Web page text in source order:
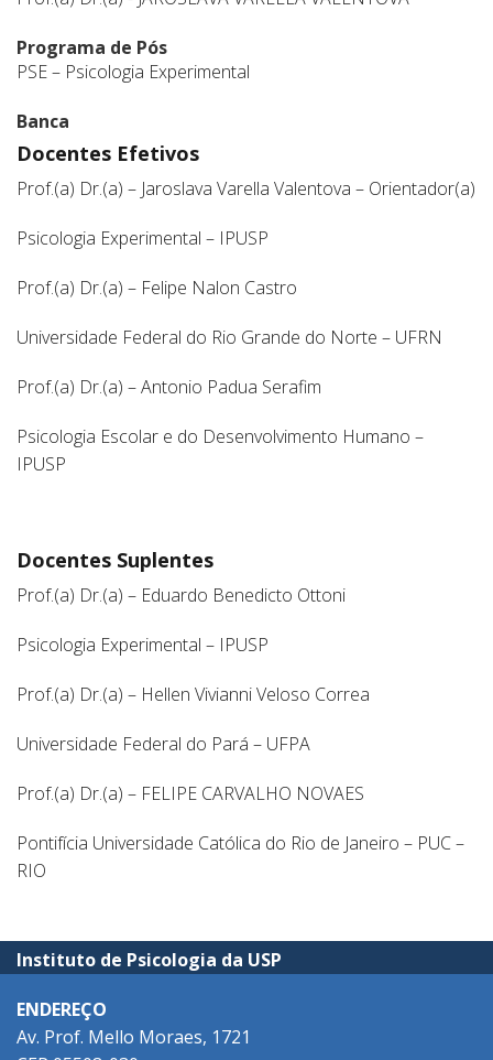
Programa de Pós
PSE – Psicologia Experimental
Banca
Docentes Efetivos
Prof.(a) Dr.(a) – Jaroslava Varella Valentova – Orientador(a)
Psicologia Experimental – IPUSP
Prof.(a) Dr.(a) – Felipe Nalon Castro
Universidade Federal do Rio Grande do Norte – UFRN
Prof.(a) Dr.(a) – Antonio Padua Serafim
Psicologia Escolar e do Desenvolvimento Humano –
IPUSP
Docentes Suplentes
Prof.(a) Dr.(a) – Eduardo Benedicto Ottoni
Psicologia Experimental – IPUSP
Prof.(a) Dr.(a) – Hellen Vivianni Veloso Correa
Universidade Federal do Pará – UFPA
Prof.(a) Dr.(a) – FELIPE CARVALHO NOVAES
Pontifícia Universidade Católica do Rio de Janeiro – PUC –
RIO
Instituto de Psicologia da USP
ENDEREÇO
Av. Prof. Mello Moraes, 1721